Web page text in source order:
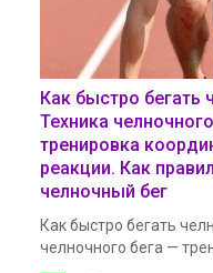
Как быстро бегать
Техника
тренировка
реакции. Как
челночный бег
Как быстро бегать
челночного бега —